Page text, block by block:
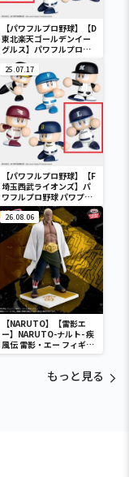
【パワフルプロ野球】【D
東北楽天ゴールデンイー
グルス】パワフルプロ野
球 パワプロくん プライズ
アクションフィギュア パ
シフィック・リーグ
25.07.17
【パワフルプロ野球】【F
埼玉西武ライオンズ】パ
ワフルプロ野球 パワプロ
くん プライズアクション
フィギュア パシフィッ
ク・リーグ
26.08.06
【NARUTO】【雷影エ
ー】NARUTO-ナルト- 疾
風伝 雷影・エー フィギュ
ア～五影集結…!!～
もっと見る